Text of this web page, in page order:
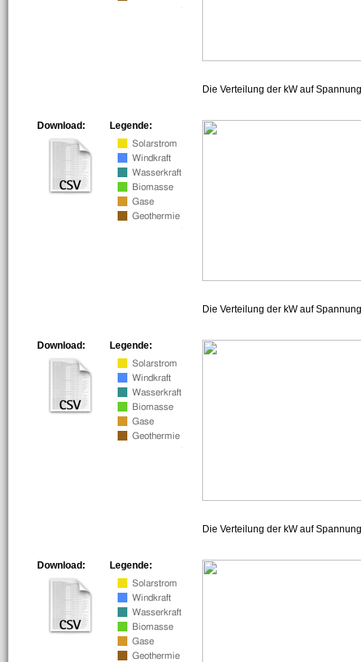
Die Verteilung der kW auf
Legende:
Download:
Die Verteilung der kW auf
Legende:
Download:
Die Verteilung der kW auf
Legende:
Download: